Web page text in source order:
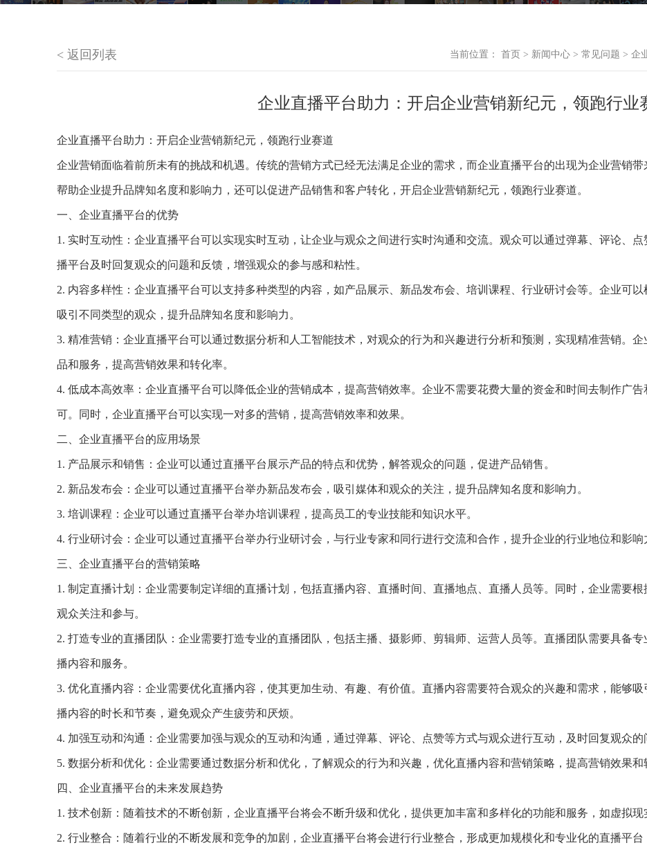
< 返回列表 当前位置： 首页 > 新闻中心 > 常见问题 > 企
企业直播平台助力：开启企业营销新纪元，领跑行业
企业直播平台助力：开启企业营销新纪元，领跑行业赛道
企业营销面临着前所未有的挑战和机遇。传统的营销方式已经无法满足企业的需求，而企业直播平台的出现为企业营销
帮助企业提升品牌知名度和影响力，还可以促进产品销售和客户转化，开启企业营销新纪元，领跑行业赛道。
一、企业直播平台的优势
1. 实时互动性：企业直播平台可以实现实时互动，让企业与观众之间进行实时沟通和交流。观众可以通过弹幕、评论、
播平台及时回复观众的问题和反馈，增强观众的参与感和粘性。
2. 内容多样性：企业直播平台可以支持多种类型的内容，如产品展示、新品发布会、培训课程、行业研讨会等。企业可
吸引不同类型的观众，提升品牌知名度和影响力。
3. 精准营销：企业直播平台可以通过数据分析和人工智能技术，对观众的行为和兴趣进行分析和预测，实现精准营销。
品和服务，提高营销效果和转化率。
4. 低成本高效率：企业直播平台可以降低企业的营销成本，提高营销效率。企业不需要花费大量的资金和时间去制作广
可。同时，企业直播平台可以实现一对多的营销，提高营销效率和效果。
二、企业直播平台的应用场景
1. 产品展示和销售：企业可以通过直播平台展示产品的特点和优势，解答观众的问题，促进产品销售。
2. 新品发布会：企业可以通过直播平台举办新品发布会，吸引媒体和观众的关注，提升品牌知名度和影响力。
3. 培训课程：企业可以通过直播平台举办培训课程，提高员工的专业技能和知识水平。
4. 行业研讨会：企业可以通过直播平台举办行业研讨会，与行业专家和同行进行交流和合作，提升企业的行业地位和影响
三、企业直播平台的营销策略
1. 制定直播计划：企业需要制定详细的直播计划，包括直播内容、直播时间、直播地点、直播人员等。同时，企业需要
观众关注和参与。
2. 打造专业的直播团队：企业需要打造专业的直播团队，包括主播、摄影师、剪辑师、运营人员等。直播团队需要具备
播内容和服务。
3. 优化直播内容：企业需要优化直播内容，使其更加生动、有趣、有价值。直播内容需要符合观众的兴趣和需求，能够
播内容的时长和节奏，避免观众产生疲劳和厌烦。
4. 加强互动和沟通：企业需要加强与观众的互动和沟通，通过弹幕、评论、点赞等方式与观众进行互动，及时回复观众的
5. 数据分析和优化：企业需要通过数据分析和优化，了解观众的行为和兴趣，优化直播内容和营销策略，提高营销效果和
四、企业直播平台的未来发展趋势
1. 技术创新：随着技术的不断创新，企业直播平台将会不断升级和优化，提供更加丰富和多样化的功能和服务，如虚拟现
2. 行业整合：随着行业的不断发展和竞争的加剧，企业直播平台将会进行行业整合，形成更加规模化和专业化的直播平台